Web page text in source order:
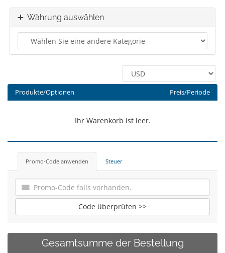
Währung auswählen
Produkte/Optionen Preis/Periode
Ihr Warenkorb ist leer.
Promo-Code anwenden Steuer
Code überprüfen >>
Gesamtsumme der Bestellung